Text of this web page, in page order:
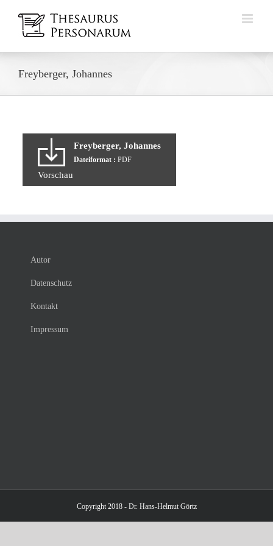
Inhalt
springen
Freyberger, Johannes
Freyberger, Johannes
Dateiformat : PDF
Vorschau
Autor
Datenschutz
Kontakt
Impressum
Copyright 2018 - Dr. Hans-Helmut Görtz